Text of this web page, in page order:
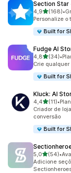
Section Star
4,9de 5(168)
168 •
Personalize o
Built for
Fudge AI
4,8de 5(34)
34 •
Crie qualquer
Built for
Kluck: AI
4,4de 5
(11)
11 avaliações
•
Criador de
conversão
Built for
5,0de 5(54)
54 •
Adicione